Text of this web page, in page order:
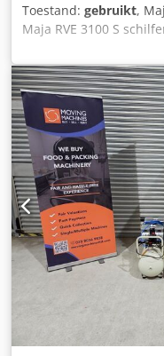
Toestand: gebruikt,
Maja RVE 3100 S
om tot 3.000 kg
het compacte ontwerp
vloerruimte in beslag,
bedrijven met
Afjzdadpeijf Deze
aangesloten op een
condensor. Het
van vlees en deeg
volledig vervaardigd
uitstekende hygiëne,
onderhoud.
kg/dag -
Hz) -
Gewicht: 230 kg -
× D × H): 1.450 × 760 ×